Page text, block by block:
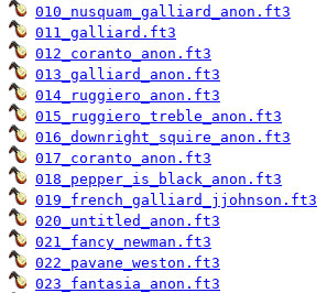
010_nusquam_galliard_anon.ft3
011_galliard.ft3
012_coranto_anon.ft3
013_galliard_anon.ft3
014_ruggiero_anon.ft3
015_ruggiero_treble_anon.ft3
016_downright_squire_anon.ft3
017_coranto_anon.ft3
018_pepper_is_black_anon.ft3
019_french_galliard_jjohnson.ft3
020_untitled_anon.ft3
021_fancy_newman.ft3
022_pavane_weston.ft3
023_fantasia_anon.ft3